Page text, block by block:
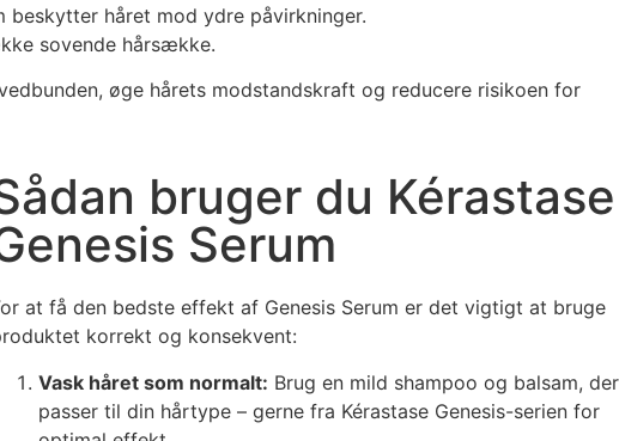
beskytter håret mod ydre påvirkninger.
sovende hårsække.
øge hårets modstandskraft og reducere risikoen for
bruger du Kérastase
Serum
at få den bedste effekt af Genesis Serum er det vigtigt at bruge
korrekt og konsekvent:
Vask håret som normalt: Brug en mild shampoo og balsam, der
passer til din hårtype – gerne fra Kérastase Genesis-serien for